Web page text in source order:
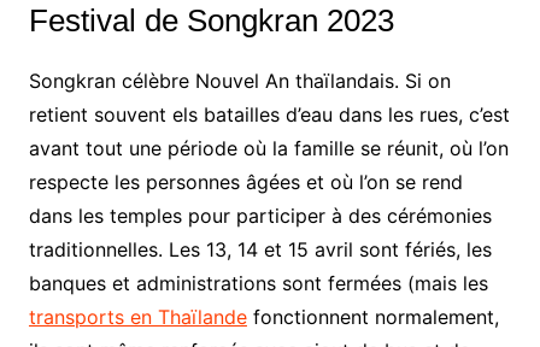
Festival de Songkran 2023
Songkran célèbre Nouvel An thaïlandais. Si on
retient souvent els batailles d’eau dans les rues, c’est
avant tout une période où la famille se réunit, où l’on
respecte les personnes âgées et où l’on se rend
dans les temples pour participer à des cérémonies
traditionnelles. Les 13, 14 et 15 avril sont fériés, les
banques et administrations sont fermées (mais les
transports en Thaïlandefonctionnent normalement,